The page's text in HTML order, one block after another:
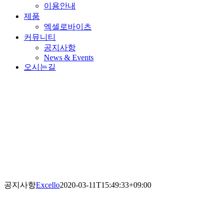
이용안내
제품
엑셀로바이츠
커뮤니티
공지사항
News & Events
오시는길
공지사항Excello2020-03-11T15:49:33+09:00